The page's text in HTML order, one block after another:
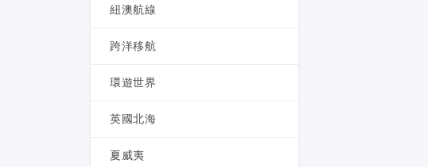
紐澳航線
跨洋移航
環遊世界
英國北海
夏威夷